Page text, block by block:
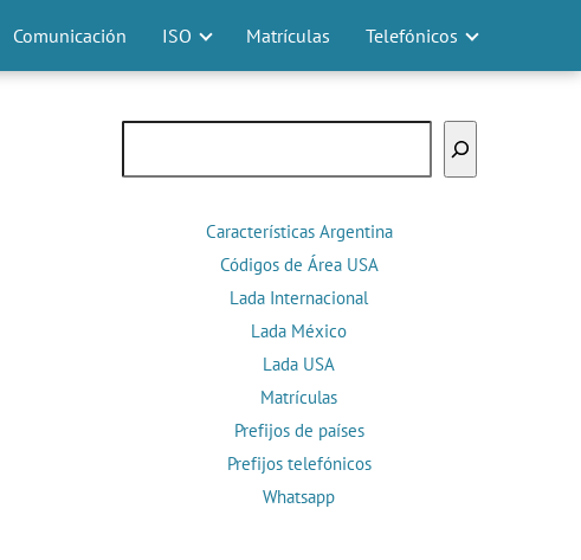
Comunicación ISO Matrículas Telefónicos
Características Argentina
Códigos de Área USA
Lada Internacional
Lada México
Lada USA
Matrículas
Prefijos de países
Prefijos telefónicos
Whatsapp